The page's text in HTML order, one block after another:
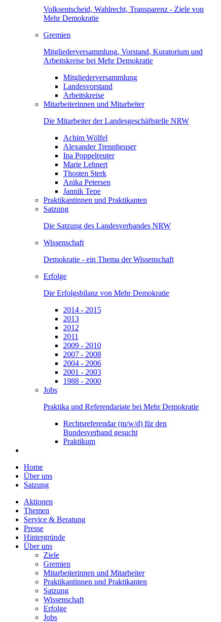
Volksentscheid, Wahlrecht, Transparenz - Ziele von
Mehr Demokratie
Gremien
Mitgliederversammlung, Vorstand, Kuratorium und
Arbeitskreise bei Mehr Demokratie
Mitgliederversammlung
Landesvorstand
Arbeitskreise
Mitarbeiterinnen und Mitarbeiter
Die Mitarbeiter der Landesgeschäftstelle NRW
Achim Wölfel
Alexander Trennheuser
Ina Poppelreuter
Marie Lehnert
Thosten Sterk
Anika Petersen
Jannik Tepe
Praktikantinnen und Praktikanten
Satzung
Die Satzung des Landesverbandes NRW
Wissenschaft
Demokratie - ein Thema der Wissenschaft
Erfolge
Die Erfolgsbilanz von Mehr Demokratie
2014 - 2015
2013
2012
2011
2009 - 2010
2007 - 2008
2004 - 2006
2001 - 2003
1988 - 2000
Jobs
Praktika und Referendariate bei Mehr Demokratie
Rechtsreferendar (m/w/d) für den
Bundesverband gesucht
Praktikum
Home
Über uns
Satzung
Aktionen
Themen
Service & Beratung
Presse
Hintergründe
Über uns
Ziele
Gremien
Mitarbeiterinnen und Mitarbeiter
Praktikantinnen und Praktikanten
Satzung
Wissenschaft
Erfolge
Jobs